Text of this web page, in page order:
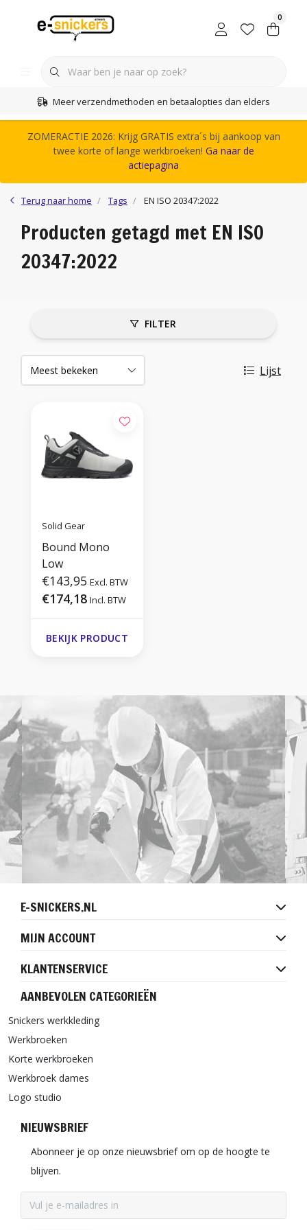
0
Meer verzendmethoden en betaalopties dan elders
ZOMERACTIE 2026: Krijg GRATIS extra´s bij aankoop van
twee korte of lange werkbroeken! Ga naar de
actiepagina
Terug naar home Tags EN ISO 20347:2022
Producten getagd met EN ISO
20347:2022
FILTER
Lijst
Solid Gear
Bound Mono
Low
€143,95 Excl. BTW
€174,18 Incl. BTW
BEKIJK PRODUCT
E-SNICKERS.NL
MIJN ACCOUNT
KLANTENSERVICE
AANBEVOLEN CATEGORIEËN
Snickers werkkleding
Werkbroeken
Korte werkbroeken
Werkbroek dames
Logo studio
NIEUWSBRIEF
Abonneer je op onze nieuwsbrief om op de hoogte te
blijven.